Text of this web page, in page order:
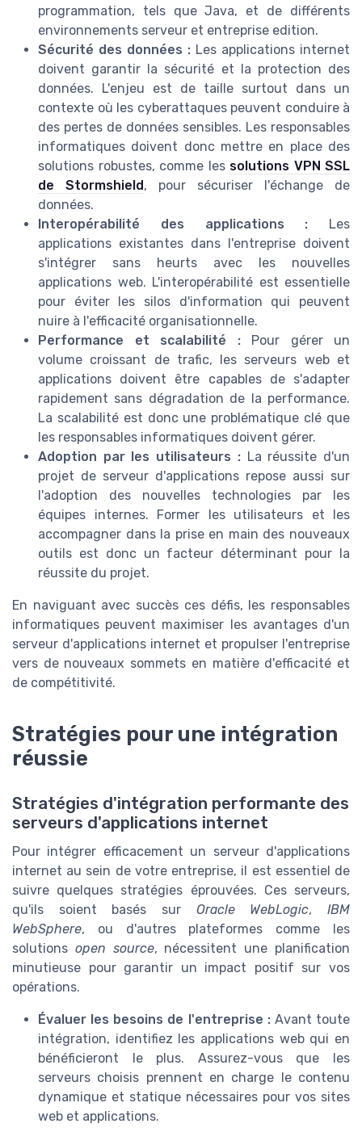
programmation, tels que Java, et de différents
environnements serveur et entreprise edition.
Sécurité des données : Les applications internet
doivent garantir la sécurité et la protection des
données. L'enjeu est de taille surtout dans un
contexte où les cyberattaques peuvent conduire à
des pertes de données sensibles. Les responsables
informatiques doivent donc mettre en place des
solutions robustes, comme les solutions VPN SSL
de Stormshield, pour sécuriser l'échange de
données.
Interopérabilité des applications : Les
applications existantes dans l'entreprise doivent
s'intégrer sans heurts avec les nouvelles
applications web. L'interopérabilité est essentielle
pour éviter les silos d'information qui peuvent
nuire à l'efficacité organisationnelle.
Performance et scalabilité :Pour gérer un
volume croissant de trafic, les serveurs web et
applications doivent être capables de s'adapter
rapidement sans dégradation de la performance.
La scalabilité est donc une problématique clé que
les responsables informatiques doivent gérer.
Adoption par les utilisateurs :La réussite d'un
projet de serveur d'applications repose aussi sur
l'adoption des nouvelles technologies par les
équipes internes. Former les utilisateurs et les
accompagner dans la prise en main des nouveaux
outils est donc un facteur déterminant pour la
réussite du projet.
En naviguant avec succès ces défis, les responsables
informatiques peuvent maximiser les avantages d'un
serveur d'applications internet et propulser l'entreprise
vers de nouveaux sommets en matière d'efficacité et
de compétitivité.
Stratégies pour une intégration
réussie
Stratégies d'intégration performante des
serveurs d'applications internet
Pour intégrer efficacement un serveur d'applications
internet au sein de votre entreprise, il est essentiel de
suivre quelques stratégies éprouvées. Ces serveurs,
qu'ils soient basés sur Oracle WebLogic,IBM
WebSphere, ou d'autres plateformes comme les
solutions open source, nécessitent une planification
minutieuse pour garantir un impact positif sur vos
opérations.
Évaluer les besoins de l'entreprise :Avant toute
intégration, identifiez les applications web qui en
bénéficieront le plus. Assurez-vous que les
serveurs choisis prennent en charge le contenu
dynamique et statique nécessaires pour vos sites
web et applications.